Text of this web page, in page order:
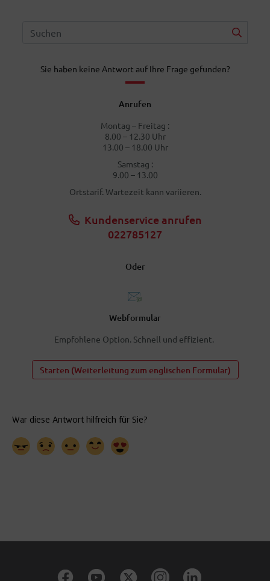
Sie haben keine Antwort auf Ihre Frage gefunden?
Anrufen
Montag – Freitag :
8.00 – 12.30 Uhr
13.00 – 18.00 Uhr
Samstag :
9.00 – 13.00
Ortstarif. Wartezeit kann variieren.
Kundenservice anrufen
022785127
Oder
Webformular
Empfohlene Option. Schnell und effizient.
Starten (Weiterleitung zum englischen Formular)